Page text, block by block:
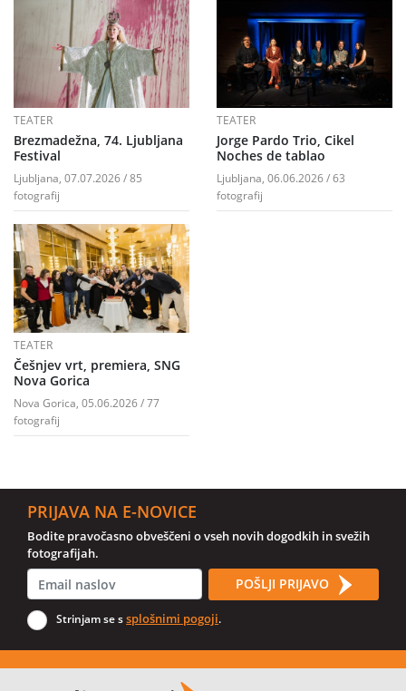
TEATER
Brezmadežna, 74. Ljubljana
Festival
Ljubljana, 07.07.2026 / 85
fotografij
TEATER
Jorge Pardo Trio, Cikel
Noches de tablao
Ljubljana, 06.06.2026 / 63
fotografij
TEATER
Češnjev vrt, premiera, SNG
Nova Gorica
Nova Gorica, 05.06.2026 / 77
fotografij
PRIJAVA NA E-NOVICE
Bodite pravočasno obveščeni o vseh novih dogodkih in svežih
fotografijah.
POŠLJI PRIJAVO
Strinjam se ssplošnimi pogoji.